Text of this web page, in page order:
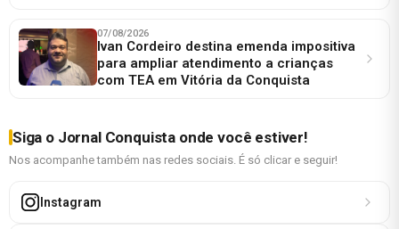
07/08/2026
Ivan Cordeiro destina emenda impositiva
para ampliar atendimento a crianças
com TEA em Vitória da Conquista
Siga o Jornal Conquista onde você estiver!
Nos acompanhe também nas redes sociais. É só clicar e seguir!
Instagram